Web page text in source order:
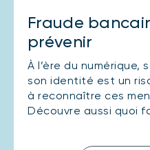
Fraude
prévenir
À l’ère du numérique,
son identité est un
à reconnaître ces
Découvre aussi quoi